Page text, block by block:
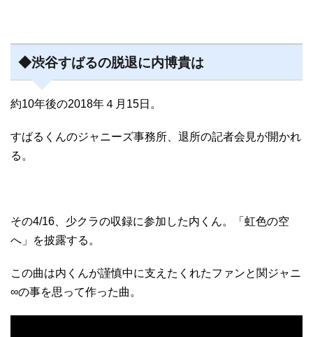
◆渋谷すばるの脱退に内博貴は
約10年後の2018年４月15日。
すばるくんのジャニーズ事務所、退所の記者会見が開かれ
る。
その4/16、少クラの収録に参加した内くん。「虹色の空
へ」を披露する。
この曲は内くんが謹慎中に支えたくれたファンと関ジャニ
∞の事を思って作った曲。